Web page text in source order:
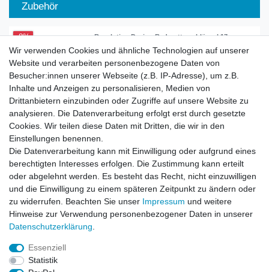
Zubehör
-8%
Revolution Design Radmutterschlüssel 17mm
UVP 23,99 € 21,99 € *
In den Warenkorb
-5%
Radmutterschlüssel 17mm 6kant Grau
Aluminium eloxiert
18,99 € *
In den Warenkorb
*inkl. ges. MwSt.zzgl.Versandkosten
Impressum
Wir verwenden Cookies und ähnliche Technologien auf unserer
Website und verarbeiten personenbezogene Daten von
Besucher:innen unserer Webseite (z.B. IP-Adresse), um z.B.
Inhalte und Anzeigen zu personalisieren, Medien von
Drittanbietern einzubinden oder Zugriffe auf unsere Website zu
analysieren. Die Datenverarbeitung erfolgt erst durch gesetzte
Cookies. Wir teilen diese Daten mit Dritten, die wir in den
Einstellungen benennen.
Die Datenverarbeitung kann mit Einwilligung oder aufgrund eines
berechtigten Interesses erfolgen. Die Zustimmung kann erteilt
oder abgelehnt werden. Es besteht das Recht, nicht einzuwilligen
und die Einwilligung zu einem späteren Zeitpunkt zu ändern oder
zu widerrufen. Beachten Sie unser Impressum und weitere
Hinweise zur Verwendung personenbezogener Daten in unserer
Daten­schutz­erklärung
Essenziell
Statistik